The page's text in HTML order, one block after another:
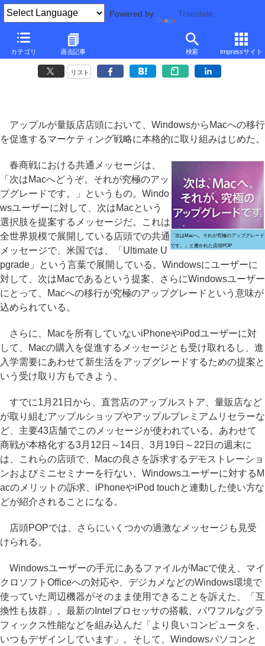
Powered by Translate
カテゴリ 過去記事 検索 Impressサイト
大河原克行の「パソコン業界、東奔西走」
「新たなWindowsパソコンにMac」を提案するアップルの過激ぶり
リスト
アップルが量販店店頭において、WindowsからMacへの移行
を促進するマーケティング戦略に本格的に取り組みはじめた。
「次はMacへ。それが究極のアップグレード
です。」と書かれた店頭POP
春商戦における共通メッセージは、
「次はMacへどうぞ。それが究極のアッ
プグレードです。」というもの。Windo
wsユーザーに対して、次はMacという
選択肢を提案するメッセージだ。これは
全世界規模で展開している店頭での共通
メッセージで、米国では、「Ultimate U
pgrade」という言葉で展開している。Windowsにユーザーに
対して、次はMacであるという提案、さらにWindowsユーザー
にとって、Macへの移行が究極のアップグレードという意味が
込められている。
さらに、Macを所有していないiPhoneやiPodユーザーに対
して、Macの購入を促進するメッセージとも受け取れるし、進
入学需要にあわせて新生活をアップグレードするための提案と
いう受け取り方もできよう。
すでに1月21日から、直営店のアップルストア、量販店など
が取り組むアップルショップやアップルプレミアムリセラーな
ど、主要43店舗でこのメッセージが使われている。あわせて
商戦が本格化する3月12日～14日、3月19日～22日の週末に
は、これらの店頭で、Macの良さを訴求するデモストレーショ
ンおよびミニセミナーを行ない、Windowsユーザーに対するM
acのメリットの訴求、iPhoneやiPod touchと連動した使い方な
どが紹介されることになる。
店頭POPでは、さらにいくつかの過激なメッセージも見受
けられる。
Windowsユーザーの手元にあるファイルがMacで使え、マイ
クロソフトOfficeへの対応や、デジカメなどのWindows環境で
使っていた周辺機器がそのまま使用できることを訴えた、「互
換性も抜群」。最新のIntelプロセッサの搭載、パワフルなグラ
フィックス性能などを組み込んだ「より良いコンピュータを、
いつもデザインしています」。そして、Windowsパソコンと